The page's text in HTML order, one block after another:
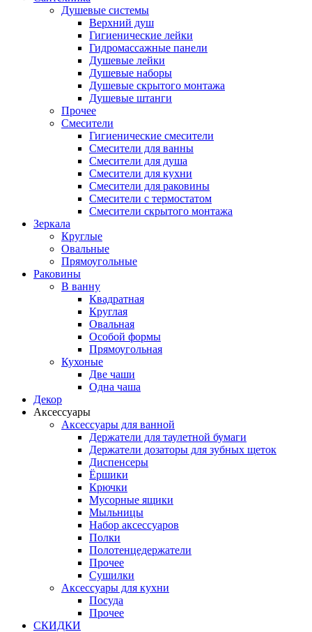
Душевые системы
Верхний душ
Гигиенические лейки
Гидромассажные панели
Душевые лейки
Душевые наборы
Душевые скрытого монтажа
Душевые штанги
Прочее
Смесители
Гигиенические смесители
Смесители для ванны
Смесители для душа
Смесители для кухни
Смесители для раковины
Смесители с термостатом
Смесители скрытого монтажа
Зеркала
Круглые
Овальные
Прямоугольные
Раковины
В ванну
Квадратная
Круглая
Овальная
Особой формы
Прямоугольная
Кухоные
Две чаши
Одна чаша
Декор
Аксессуары
Аксессуары для ванной
Держатели для таулетной бумаги
Держатели дозаторы для зубных щеток
Диспенсеры
Ёршики
Крючки
Мусорные ящики
Мыльницы
Набор аксессуаров
Полки
Полотенцедержатели
Прочее
Сушилки
Аксессуары для кухни
Посуда
Прочее
СКИДКИ